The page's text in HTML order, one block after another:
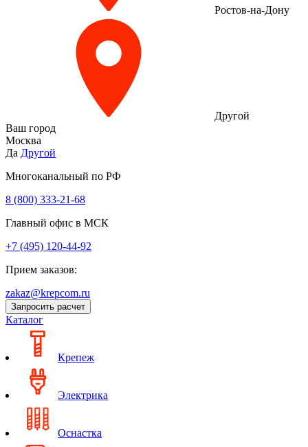
Ростов-на-Дону
Другой
Ваш город
Москва
Да Другой
Многоканальный по РФ
8 (800) 333‑21-68
Главный офис в МСК
+7 (495) 120-44-92
Прием заказов:
zakaz@krepcom.ru
Запросить расчет
Каталог
Крепеж
Электрика
Оснастка